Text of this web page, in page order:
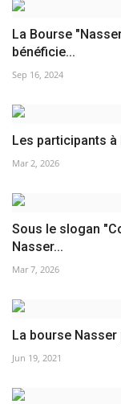
La Bourse
bénéficie...
Sep 16, 2024
Les participants à
Mar 2, 2026
Sous le slogan
Nasser...
Mar 7, 2026
La bourse
Jun 19, 2021